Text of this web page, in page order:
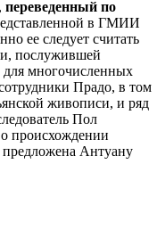
переведенный по
в ГМИИ
ее следует считать
послужившей
для многочисленных
Прадо, в том
живописи, и ряд
Пол
происхождении
Антуану